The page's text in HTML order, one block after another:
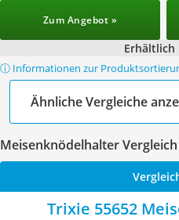
Zum Angebot »
Erhältlich
ⓘ Informationen zur
Ähnliche Vergleiche
Meisenknödelhalter
Trixie 55652